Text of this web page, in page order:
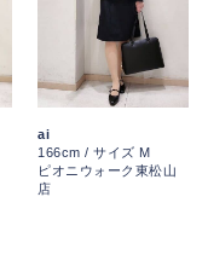
ai
166cm / サイズ M
ピオニウォーク東松山
店